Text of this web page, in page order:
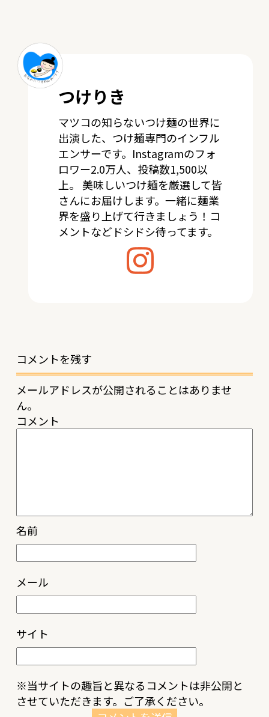
つけりき
マツコの知らないつけ麺の世界に
出演した、つけ麺専門のインフル
エンサーです。Instagramのフォ
ロワー2.0万人、投稿数1,500以
上。 美味しいつけ麺を厳選して皆
さんにお届けします。一緒に麺業
界を盛り上げて行きましょう！コ
メントなどドシドシ待ってます。
コメントを残す
メールアドレスが公開されることはありませ
ん。
コメント
名前
メール
サイト
※当サイトの趣旨と異なるコメントは非公開と
させていただきます。ご了承ください。